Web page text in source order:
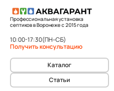
Профессиональная установка
септиков в Воронеже с 2015 года
Каталог
Статьи
10:00-17:30(ПН–СБ)
Получить консультацию